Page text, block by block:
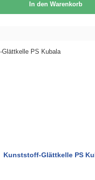
In den Warenkorb
Kunststoff-Glättkelle PS